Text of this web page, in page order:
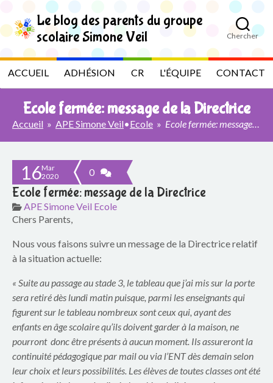
i
p
o
h
t
L
e
l
g
d
e
s
p
a
r
e
Le blog des parents du groupe
scolaire Simone Veil
Chercher
ACCUEIL ADHÉSION CR L'ÉQUIPE CONTACT
Ecole fermée: message de la Directrice
Accueil » APE Simone Veil•Ecole » Ecole fermée: message de la Directrice
16Mar
2020
0
Ecole fermée: message de la Directrice
APE Simone Veil Ecole
Chers Parents,
Nous vous faisons suivre un message de la Directrice relatif
à la situation actuelle:
« Suite au passage au stade 3, le tableau que j’ai mis sur la porte
sera retiré dès lundi matin puisque, parmi les enseignants qui
figurent sur le tableau nombreux sont ceux qui, ayant des
enfants en âge scolaire qu’ils doivent garder à la maison, ne
pourront donc être présents à aucun moment. Ils assureront la
continuité pédagogique par mail ou via l’ENT dès demain selon
leur choix et leurs possibilités. Les élèves de toutes classes ont été